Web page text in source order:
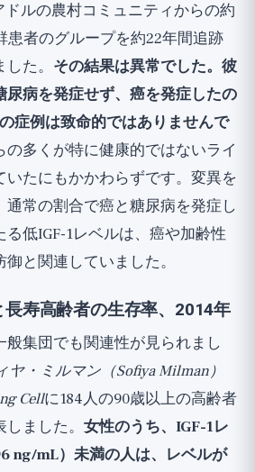
ドルの農村コミュニティからの約
患者のグループを約22年間追跡
た。 その結果は異常でした。彼
尿病を発症せず、癌を発症したの
症例は致命的ではありませんで
の多くが特に健康的ではないライ
いたにもかかわらずです。変異を
通常の割合で癌と糖尿病を発症し
る低IGF-1レベルは、癌や加齢性
と関連していました。
寿高齢者の生存率、2014年
般集団でも関連性が見られまし
ヤ・ミルマン（Sofiya Milman）
Cellに184人の90歳以上の高齢者
ました。 女性のうち、IGF-1レ
ng/mL）未満の人は、レベルが